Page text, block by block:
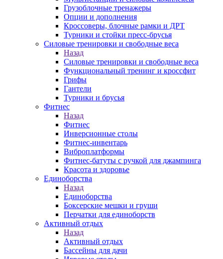
Грузоблочные тренажеры
Опции и дополнения
Кроссоверы, блочные рамки и ДРТ
Турники и стойки пресс-брусья
Силовые тренировки и свободные веса
Назад
Силовые тренировки и свободные веса
Функциональный тренинг и кроссфит
Грифы
Гантели
Турники и брусья
Фитнес
Назад
Фитнес
Инверсионные столы
Фитнес-инвентарь
Виброплатформы
Фитнес-батуты с ручкой для джампинга
Красота и здоровье
Единоборства
Назад
Единоборства
Боксерские мешки и груши
Перчатки для единоборств
Активный отдых
Назад
Активный отдых
Бассейны для дачи